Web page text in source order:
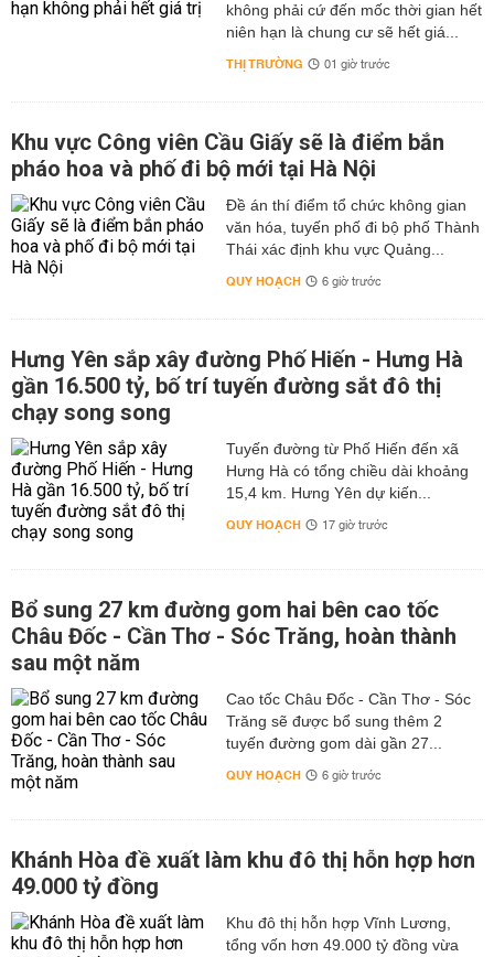
không phải cứ đến mốc thời gian hết
niên hạn là chung cư sẽ hết giá...
THỊ TRƯỜNG 01 giờ trước
Khu vực Công viên Cầu Giấy sẽ là điểm bắn
pháo hoa và phố đi bộ mới tại Hà Nội
Đề án thí điểm tổ chức không gian
văn hóa, tuyến phố đi bộ phố Thành
Thái xác định khu vực Quảng...
QUY HOẠCH 6 giờ trước
Hưng Yên sắp xây đường Phố Hiến - Hưng Hà
gần 16.500 tỷ, bố trí tuyến đường sắt đô thị
chạy song song
Tuyến đường từ Phố Hiến đến xã
Hưng Hà có tổng chiều dài khoảng
15,4 km. Hưng Yên dự kiến...
QUY HOẠCH 17 giờ trước
Bổ sung 27 km đường gom hai bên cao tốc
Châu Đốc - Cần Thơ - Sóc Trăng, hoàn thành
sau một năm
Cao tốc Châu Đốc - Cần Thơ - Sóc
Trăng sẽ được bổ sung thêm 2
tuyến đường gom dài gần 27...
QUY HOẠCH 6 giờ trước
Khánh Hòa đề xuất làm khu đô thị hỗn hợp hơn
49.000 tỷ đồng
Khu đô thị hỗn hợp Vĩnh Lương,
tổng vốn hơn 49.000 tỷ đồng vừa